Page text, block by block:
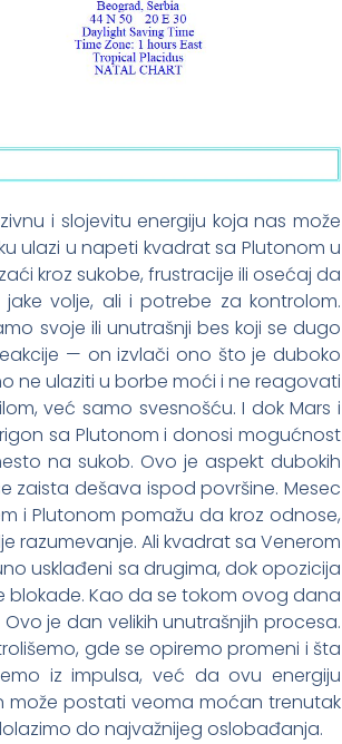
i slojevitu energiju koja nas može
ulazi u napeti kvadrat sa Plutonom u
kroz sukobe, frustracije ili osećaj da
volje, ali i potrebe za kontrolom.
svoje ili unutrašnji bes koji se dugo
— on izvlači ono što je duboko
ne ulaziti u borbe moći i ne reagovati
već samo svesnošću. I dok Mars i
sa Plutonom i donosi mogućnost
na sukob. Ovo je aspekt dubokih
zaista dešava ispod površine. Mesec
i Plutonom pomažu da kroz odnose,
razumevanje. Ali kvadrat sa Venerom
usklađeni sa drugima, dok opozicija
blokade. Kao da se tokom ovog dana
je dan velikih unutrašnjih procesa.
gde se opiremo promeni i šta
iz impulsa, već da ovu energiju
može postati veoma moćan trenutak
do najvažnijeg oslobađanja.